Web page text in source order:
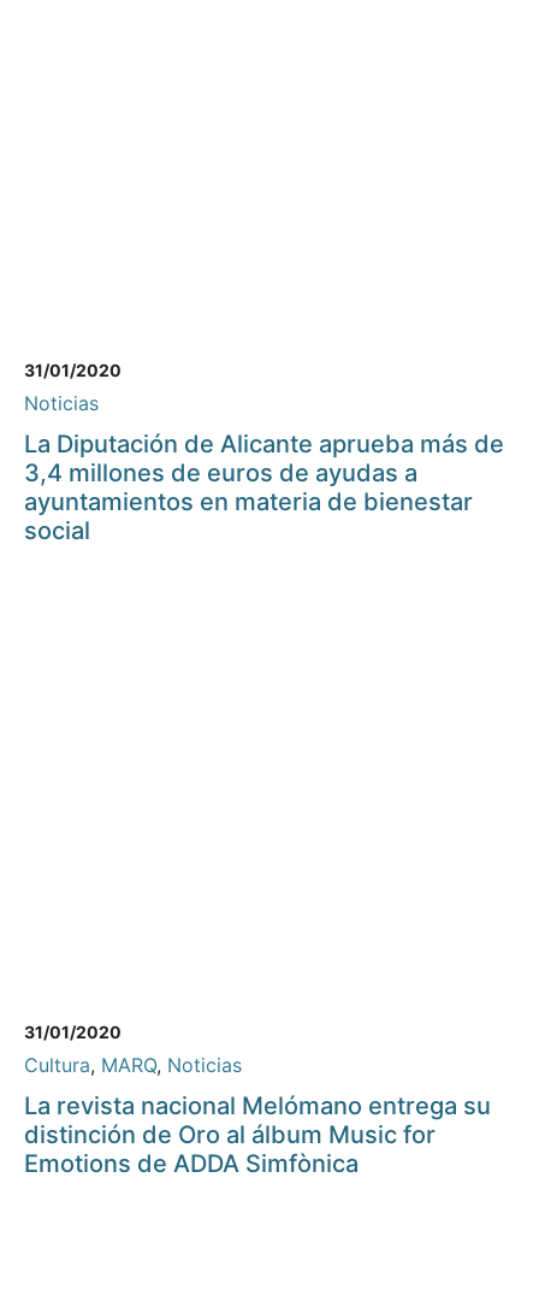
31/01/2020
Noticias
La Diputación de Alicante aprueba más de
3,4 millones de euros de ayudas a
ayuntamientos en materia de bienestar
social
31/01/2020
Cultura, MARQ, Noticias
La revista nacional Melómano entrega su
distinción de Oro al álbum Music for
Emotions de ADDA Simfònica